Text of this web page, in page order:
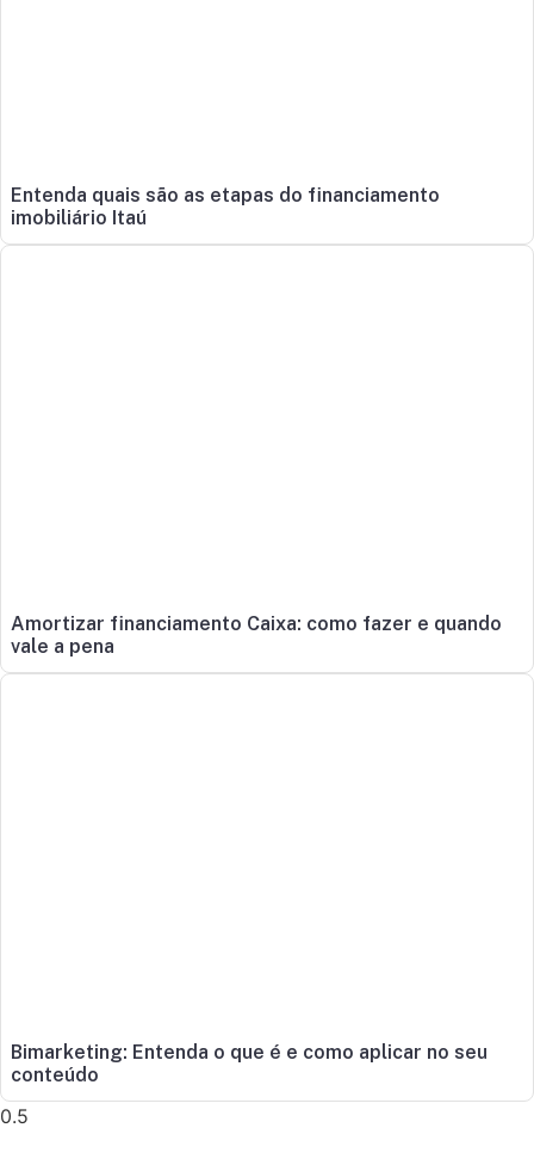
Entenda quais são as etapas do financiamento
imobiliário Itaú
Amortizar financiamento Caixa: como fazer e quando
vale a pena
Bimarketing: Entenda o que é e como aplicar no seu
conteúdo